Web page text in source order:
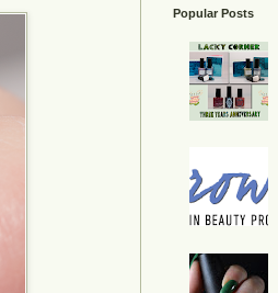
Popular Posts